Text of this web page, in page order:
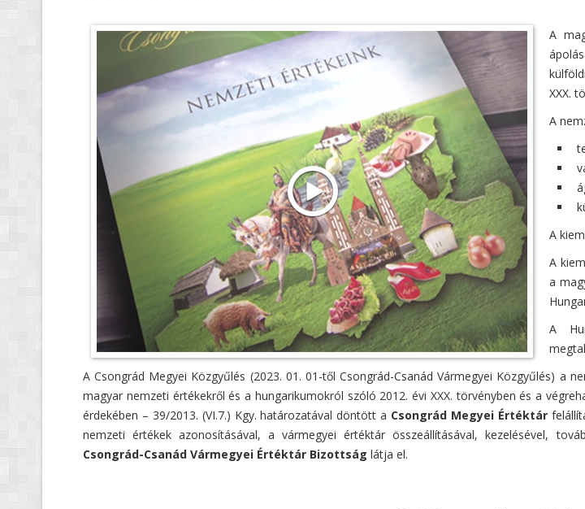
A
XXX.
A
A
A
a
A
A Csongrád Megyei Közgyűlés (2023. 01. 01-től Csongrád-Csanád Vármegyei Közgyűlés) a
magyar nemzeti értékekről és a hungarikumokról szóló 2012. évi XXX. törvényben és a
érdekében – 39/2013. (VI.7.) Kgy. határozatával döntött a Csongrád Megyei Értéktár
nemzeti értékek azonosításával, a vármegyei értéktár összeállításával, kezelésével,
Csongrád-Csanád Vármegyei Értéktár Bizottság látja el.